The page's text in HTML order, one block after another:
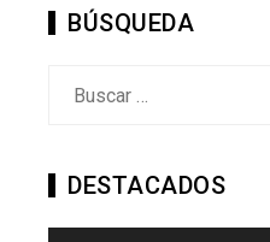
BÚSQUEDA
DESTACADOS